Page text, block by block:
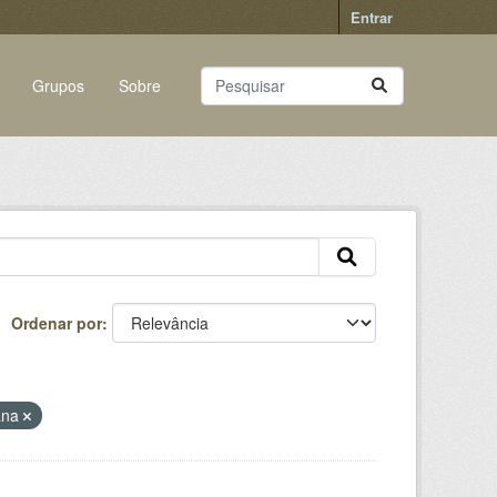
Entrar
Grupos Sobre
Ordenar por